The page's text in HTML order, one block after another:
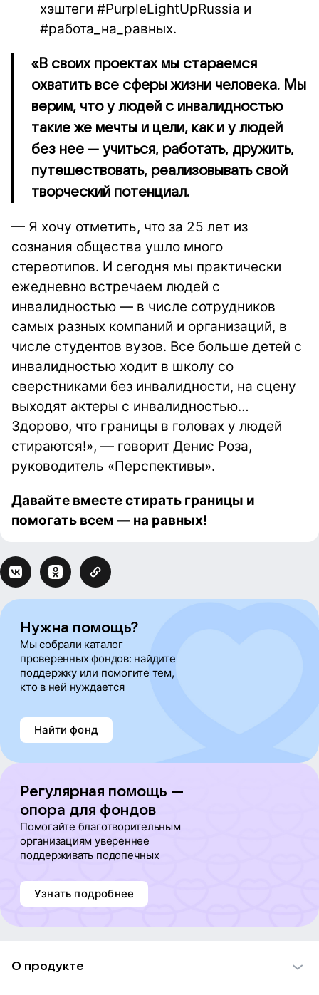
хэштеги #PurpleLightUpRussia и
#работа_на_равных.
«В своих проектах мы стараемся
охватить все сферы жизни человека. Мы
верим, что у людей с инвалидностью
такие же мечты и цели, как и у людей
без нее — учиться, работать, дружить,
путешествовать, реализовывать свой
творческий потенциал.
— Я хочу отметить, что за 25 лет из
сознания общества ушло много
стереотипов. И сегодня мы практически
ежедневно встречаем людей с
инвалидностью — в числе сотрудников
самых разных компаний и организаций, в
числе студентов вузов. Все больше детей с
инвалидностью ходит в школу со
сверстниками без инвалидности, на сцену
выходят актеры с инвалидностью…
Здорово, что границы в головах у людей
стираются!», — говорит Денис Роза,
руководитель «Перспективы».
Давайте вместе стирать границы и
помогать всем — на равных!
Нужна помощь?
Мы собрали каталог
проверенных фондов: найдите
поддержку или помогите тем,
кто в ней нуждается
Найти фонд
Регулярная помощь —
опора для фондов
Помогайте благотворительным
организациям увереннее
поддерживать подопечных
Узнать подробнее
О продукте